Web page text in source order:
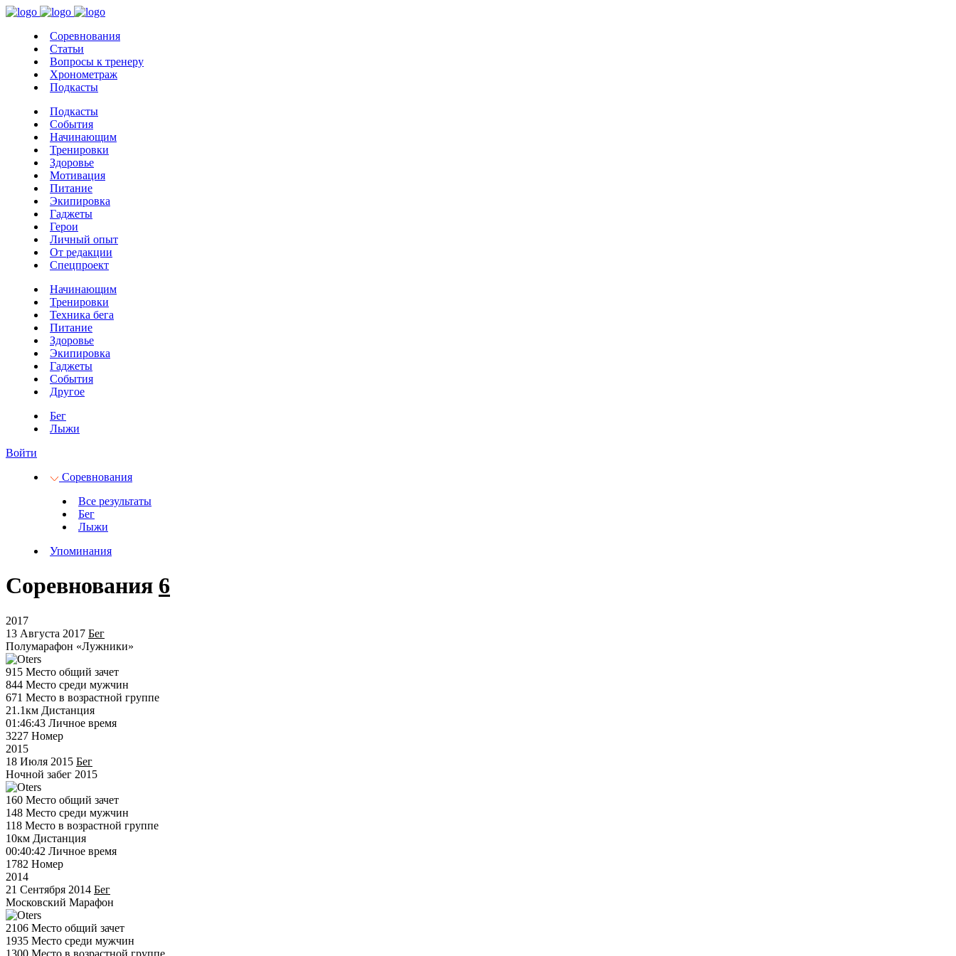
Соревнования
Статьи
Вопросы к тренеру
Хронометраж
Подкасты
Подкасты
События
Начинающим
Тренировки
Здоровье
Мотивация
Питание
Экипировка
Гаджеты
Герои
Личный опыт
От редакции
Спецпроект
Начинающим
Тренировки
Техника бега
Питание
Здоровье
Экипировка
Гаджеты
События
Другое
Бег
Лыжи
Войти
Соревнования
Все результаты
Бег
Лыжи
Упоминания
Соревнования 6
2017
13 Августа 2017 Бег
Полумарафон «Лужники»
915 Место общий зачет
844 Место среди мужчин
671 Место в возрастной группе
21.1км Дистанция
01:46:43 Личное время
3227 Номер
2015
18 Июля 2015 Бег
Ночной забег 2015
160 Место общий зачет
148 Место среди мужчин
118 Место в возрастной группе
10км Дистанция
00:40:42 Личное время
1782 Номер
2014
21 Сентября 2014 Бег
Московский Марафон
2106 Место общий зачет
1935 Место среди мужчин
1300 Место в возрастной группе